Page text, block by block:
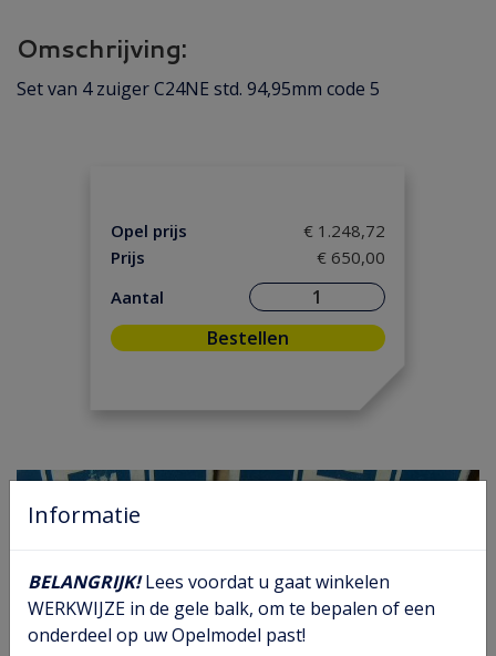
Emblemen/ Sierlijsten
Folders/ Boeken/ Modellen(9)
Koeling/ Verwarming
Motor/ Koppeling
Motorpakking/ Keerring
Onderhoud(14)
Ruiten/ Rubbers(23)
Vooras/ Stuurinrichting
Omschrijving:
Set van 4 zuiger C24NE std. 94,95mm code 5
Opel prijs
€ 1.248,72
Prijs
€ 650,00
Aantal
Bestellen
Informatie
BELANGRIJK!Lees voordat u gaat winkelen
WERKWIJZE in de gele balk, om te bepalen of een
onderdeel op uw Opelmodel past!